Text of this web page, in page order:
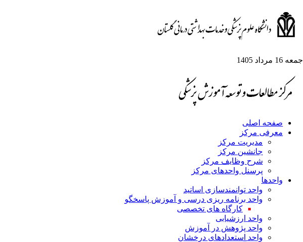
جمعه 16 مرداد 1405
صفحه اصلی
معرفی مرکز
مدیریت مرکز
جانشین مرکز
شرح وظایف مرکز
پرسنل واحدهای مرکز
واحدها
واحد توانمندسازی اساتید
واحد برنامه ریزی درسی و آموزش پاسخگو
کارگاه های تخصصی
واحد ارزشیابی
واحد پژوهش در آموزش
واحد استعدادهای درخشان